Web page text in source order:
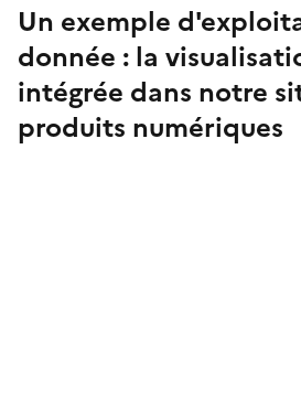
Un exemple
donnée : la
intégrée dans notre
produits numériques